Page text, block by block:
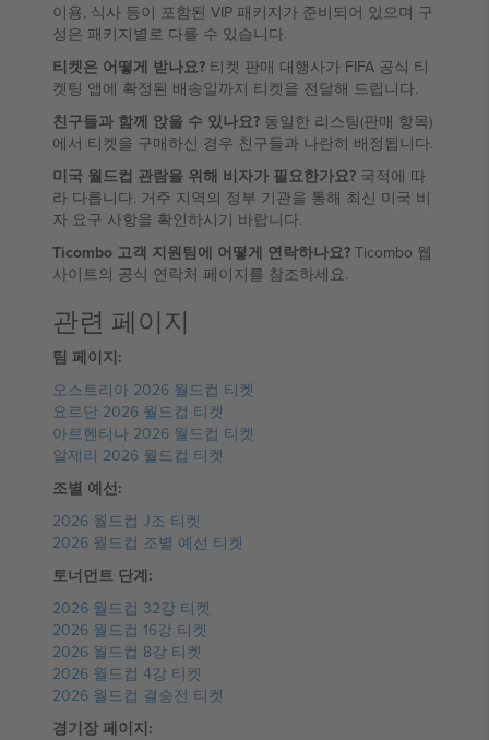
이용, 식사 등이 포함된 VIP 패키지가 준비되어 있으며 구
성은 패키지별로 다를 수 있습니다.
티켓은 어떻게 받나요? 티켓 판매 대행사가 FIFA 공식 티
켓팅 앱에 확정된 배송일까지 티켓을 전달해 드립니다.
친구들과 함께 앉을 수 있나요? 동일한 리스팅(판매 항목)
에서 티켓을 구매하신 경우 친구들과 나란히 배정됩니다.
미국 월드컵 관람을 위해 비자가 필요한가요? 국적에 따
라 다릅니다. 거주 지역의 정부 기관을 통해 최신 미국 비
자 요구 사항을 확인하시기 바랍니다.
Ticombo 고객 지원팀에 어떻게 연락하나요? Ticombo 웹
사이트의 공식 연락처 페이지를 참조하세요.
관련 페이지
팀 페이지:
오스트리아 2026 월드컵 티켓
요르단 2026 월드컵 티켓
아르헨티나 2026 월드컵 티켓
알제리 2026 월드컵 티켓
조별 예선:
2026 월드컵 J조 티켓
2026 월드컵 조별 예선 티켓
토너먼트 단계:
2026 월드컵 32강 티켓
2026 월드컵 16강 티켓
2026 월드컵 8강 티켓
2026 월드컵 4강 티켓
2026 월드컵 결승전 티켓
경기장 페이지: